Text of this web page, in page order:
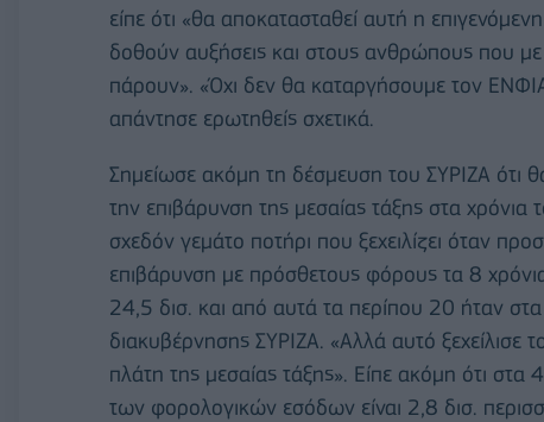
είπε ότι «θα αποκατασταθεί αυτή η
δοθούν αυξήσεις και στους ανθρώπους που
πάρουν». «Όχι δεν θα καταργήσουμε τον
απάντησε ερωτηθείς σχετικά.
Σημείωσε ακόμη τη δέσμευση του ΣΥΡΙΖΑ ότι
την επιβάρυνση της μεσαίας τάξης στα
σχεδόν γεμάτο ποτήρι που ξεχειλίζει όταν
επιβάρυνση με πρόσθετους φόρους τα 8
24,5 δισ. και από αυτά τα περίπου 20 ήταν
διακυβέρνησης ΣΥΡΙΖΑ. «Αλλά αυτό
πλάτη της μεσαίας τάξης». Είπε ακόμη ότι
των φορολογικών εσόδων είναι 2,8 δισ.